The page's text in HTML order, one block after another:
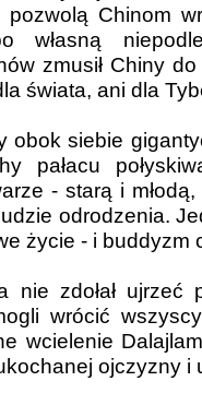
pozwolą Chinom
własną
zmusił Chiny
świata, ani dla
obok siebie
pałacu
- starą i
odrodzenia.
życie - i buddyzm
nie zdołał ujrzeć
wrócić
wcielenie
ojczyzny i